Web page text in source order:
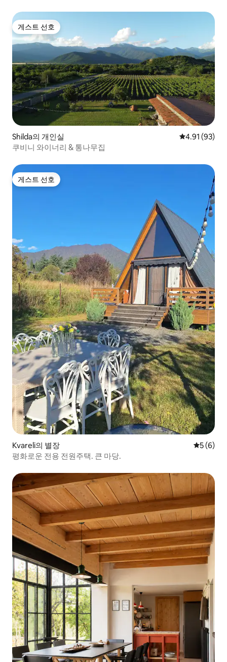
게스트 선호
게스트 선호
Shilda의 개인실 평점 4.91점
4.91 (93)
쿠비니 와이너리 & 통나무집
게스트 선호
게스트 선호
Kvareli의 별장 평점 5점
5 (6)
평화로운 전용 전원주택. 큰 마당.